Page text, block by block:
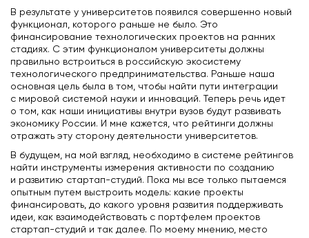
В результате у университетов появился совершенно новый
функционал, которого раньше не было. Это
финансирование технологических проектов на ранних
стадиях. С этим функционалом университеты должны
правильно встроиться в российскую экосистему
технологического предпринимательства. Раньше наша
основная цель была в том, чтобы найти пути интеграции
с мировой системой науки и инноваций. Теперь речь идет
о том, как наши инициативы внутри вузов будут развивать
экономику России. И мне кажется, что рейтинги должны
отражать эту сторону деятельности университетов.
В будущем, на мой взгляд, необходимо в системе рейтингов
найти инструменты измерения активности по созданию
и развитию стартап-студий. Пока мы все только пытаемся
опытным путем выстроить модель: какие проекты
финансировать, до какого уровня развития поддерживать
идеи, как взаимодействовать с портфелем проектов
стартап-студий и так далее. По моему мнению, место